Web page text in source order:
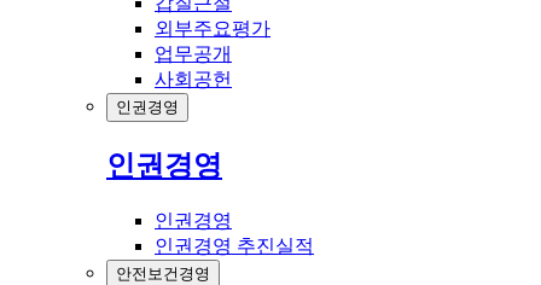
외부주요평가
업무공개
사회공헌
인권경영
인권경영
인권경영
인권경영 추진실적
안전보건경영